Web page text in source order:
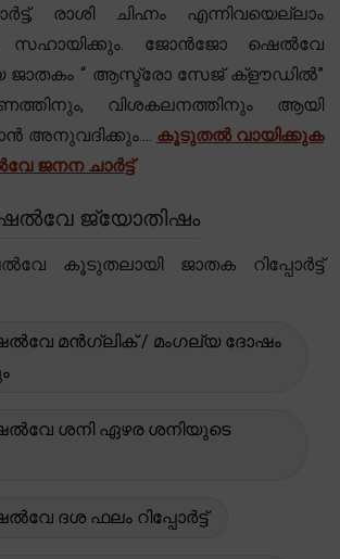
രാശി ചിഹ്നം എന്നിവയെല്ലാം
സഹായിക്കും. ജോൻജോ ഷെൽവേ
ജാതകം “ ആസ്ട്രോ സേജ് ക്‌ളൗഡിൽ”
വിശകലനത്തിനും ആയി
അനുവദിക്കും.... കൂടുതൽ വായിക്കുക
ജനന ചാർട്ട്
ജ്യോതിഷം
കൂടുതലായി ജാതക റിപ്പോർട്ട്
മൻഗ്ലിക് / മംഗല്യ ദോഷം
ശനി ഏഴര ശനിയുടെ
ദശ ഫലം റിപ്പോർട്ട്